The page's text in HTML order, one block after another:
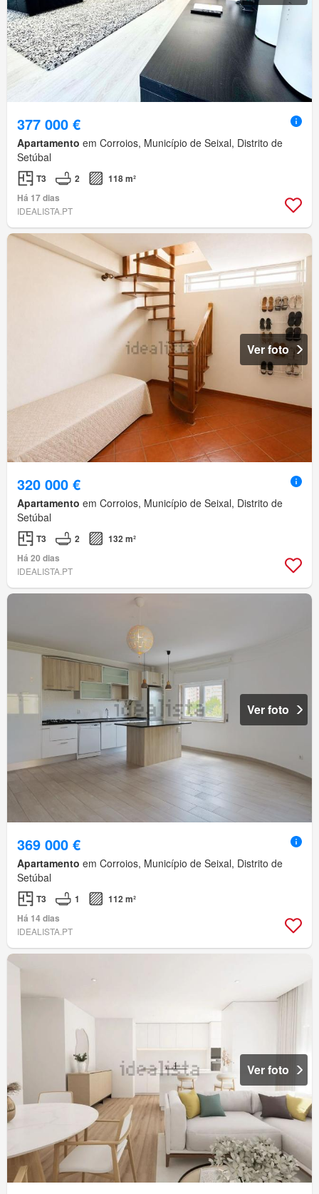
377 000 €
Apartamento em Corroios, Município de Seixal, Distrito de
Setúbal
T3 2
118 m²
Há 17 dias
IDEALISTA.PT
Ver foto
320 000 €
Apartamento em Corroios, Município de Seixal, Distrito de
Setúbal
T3 2
132 m²
Há 20 dias
IDEALISTA.PT
Ver foto
369 000 €
Apartamento em Corroios, Município de Seixal, Distrito de
Setúbal
T3 1
112 m²
Há 14 dias
IDEALISTA.PT
Ver foto